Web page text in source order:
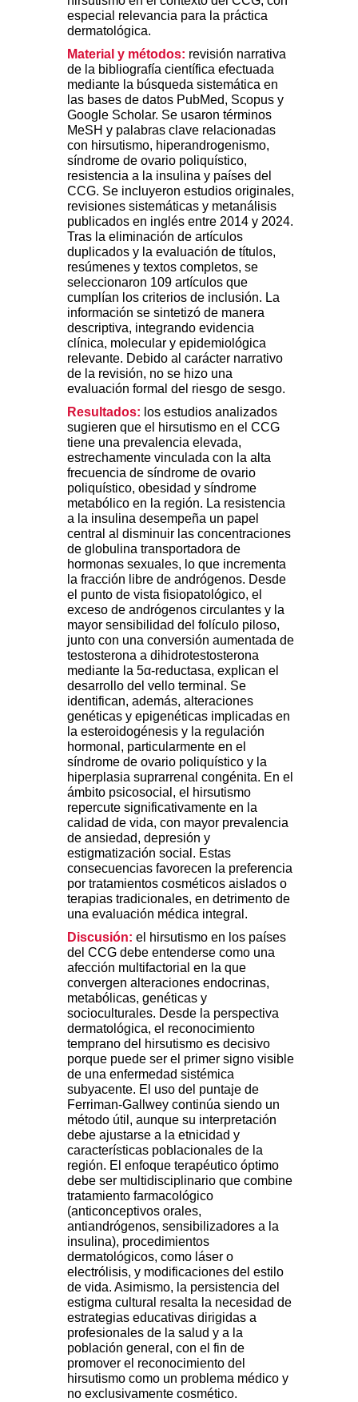
especial relevancia para la práctica
dermatológica.
Material y métodos: revisión narrativa
de la bibliografía científica efectuada
mediante la búsqueda sistemática en
las bases de datos PubMed, Scopus y
Google Scholar. Se usaron términos
MeSH y palabras clave relacionadas
con hirsutismo, hiperandrogenismo,
síndrome de ovario poliquístico,
resistencia a la insulina y países del
CCG. Se incluyeron estudios originales,
revisiones sistemáticas y metanálisis
publicados en inglés entre 2014 y 2024.
Tras la eliminación de artículos
duplicados y la evaluación de títulos,
resúmenes y textos completos, se
seleccionaron 109 artículos que
cumplían los criterios de inclusión. La
información se sintetizó de manera
descriptiva, integrando evidencia
clínica, molecular y epidemiológica
relevante. Debido al carácter narrativo
de la revisión, no se hizo una
evaluación formal del riesgo de sesgo.
Resultados: los estudios analizados
sugieren que el hirsutismo en el CCG
tiene una prevalencia elevada,
estrechamente vinculada con la alta
frecuencia de síndrome de ovario
poliquístico, obesidad y síndrome
metabólico en la región. La resistencia
a la insulina desempeña un papel
central al disminuir las concentraciones
de globulina transportadora de
hormonas sexuales, lo que incrementa
la fracción libre de andrógenos. Desde
el punto de vista fisiopatológico, el
exceso de andrógenos circulantes y la
mayor sensibilidad del folículo piloso,
junto con una conversión aumentada de
testosterona a dihidrotestosterona
mediante la 5α-reductasa, explican el
desarrollo del vello terminal. Se
identifican, además, alteraciones
genéticas y epigenéticas implicadas en
la esteroidogénesis y la regulación
hormonal, particularmente en el
síndrome de ovario poliquístico y la
hiperplasia suprarrenal congénita. En el
ámbito psicosocial, el hirsutismo
repercute significativamente en la
calidad de vida, con mayor prevalencia
de ansiedad, depresión y
estigmatización social. Estas
consecuencias favorecen la preferencia
por tratamientos cosméticos aislados o
terapias tradicionales, en detrimento de
una evaluación médica integral.
Discusión: el hirsutismo en los países
del CCG debe entenderse como una
afección multifactorial en la que
convergen alteraciones endocrinas,
metabólicas, genéticas y
socioculturales. Desde la perspectiva
dermatológica, el reconocimiento
temprano del hirsutismo es decisivo
porque puede ser el primer signo visible
de una enfermedad sistémica
subyacente. El uso del puntaje de
Ferriman-Gallwey continúa siendo un
método útil, aunque su interpretación
debe ajustarse a la etnicidad y
características poblacionales de la
región. El enfoque terapéutico óptimo
debe ser multidisciplinario que combine
tratamiento farmacológico
(anticonceptivos orales,
antiandrógenos, sensibilizadores a la
insulina), procedimientos
dermatológicos, como láser o
electrólisis, y modificaciones del estilo
de vida. Asimismo, la persistencia del
estigma cultural resalta la necesidad de
estrategias educativas dirigidas a
profesionales de la salud y a la
población general, con el fin de
promover el reconocimiento del
hirsutismo como un problema médico y
no exclusivamente cosmético.